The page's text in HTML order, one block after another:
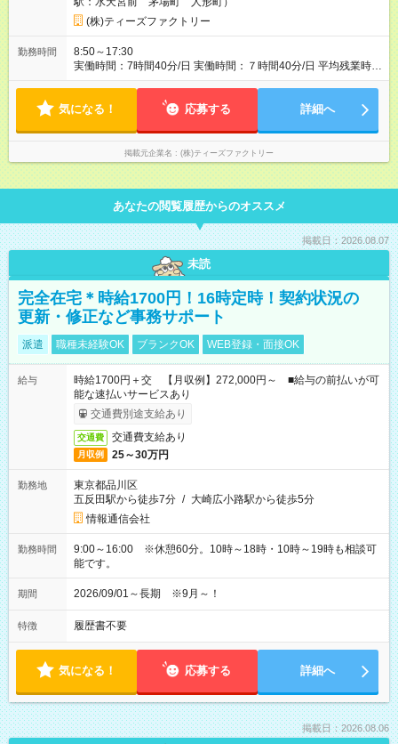
(株)ティーズファクトリー
勤務時間
8:50～17:30
実働時間：7時間40分/日 実働時間：７時間40分/日 平均残業時
間：10時間/月 有給取得率：90％
気になる！ 応募する 詳細へ
掲載元企業名 (株)ティーズファクトリー
あなたの閲覧履歴からのオススメ
掲載日：2026.08.07
未読
完全在宅＊時給1700円！16時定時！契約状況の
更新・修正など事務サポート
派遣 職種未経験OK ブランクOK WEB登録・面接OK
給与
時給1700円＋交 【月収例】272,000円～ ■給与の前払いが可
能な速払いサービスあり
交通費別途支給あり
交通費 交通費支給あり
月収例 25～30万円
勤務地
東京都品川区
五反田駅から徒歩7分 / 大崎広小路駅から徒歩5分
情報通信会社
勤務時間
9:00～16:00 ※休憩60分。10時～18時・10時～19時も相談可
能です。
期間 2026/09/01～長期 ※9月～！
特徴 履歴書不要
気になる！ 応募する 詳細へ
掲載日：2026.08.06